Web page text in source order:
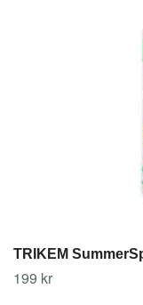
TRIKEM
199 kr